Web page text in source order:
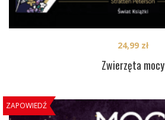
Zwierzęta mocy
24,99 zł
ZAPOWIEDŹ